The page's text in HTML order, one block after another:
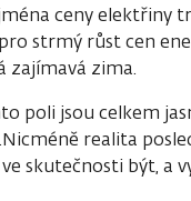
ceny elektřiny
strmý růst cen
zajímavá zima.
poli jsou celkem
realita
skutečnosti být, a